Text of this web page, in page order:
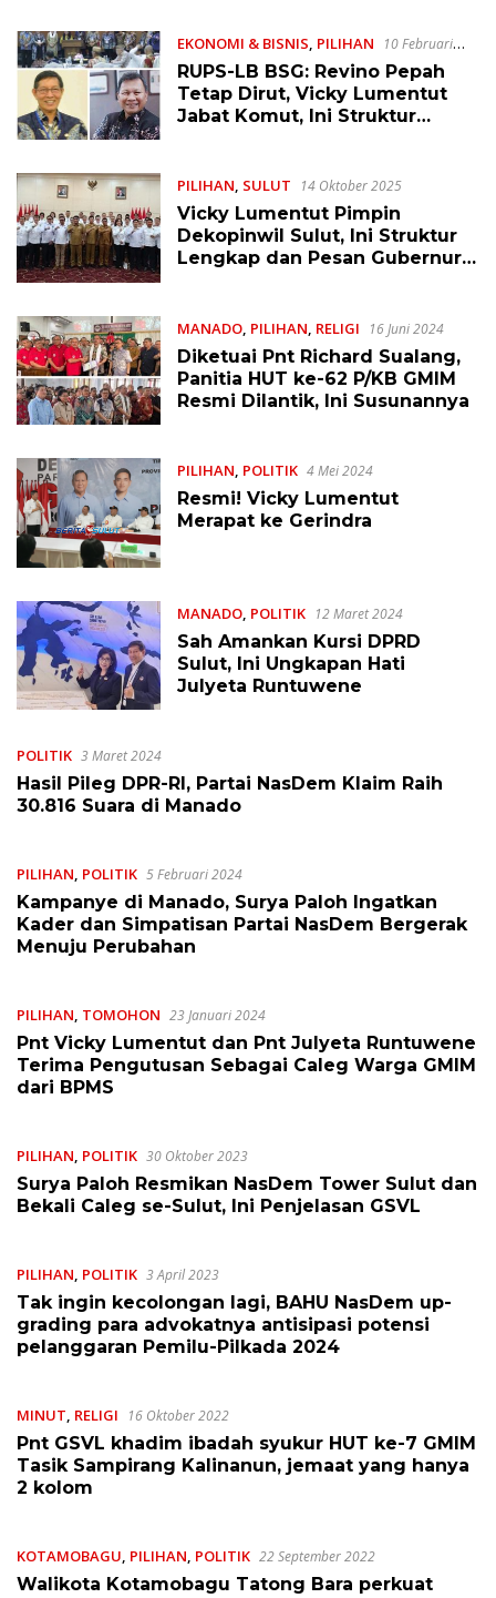
EKONOMI & BISNIS, PILIHAN
10 Februari
2026
RUPS-LB BSG: Revino Pepah
Tetap Dirut, Vicky Lumentut
Jabat Komut, Ini Struktur
PILIHAN, SULUT 14 Oktober 2025
Vicky Lumentut Pimpin
Dekopinwil Sulut, Ini Struktur
Lengkap dan Pesan Gubernur
MANADO, PILIHAN, RELIGI 16 Juni 2024
Diketuai Pnt Richard Sualang,
Panitia HUT ke-62 P/KB GMIM
Resmi Dilantik, Ini Susunannya
PILIHAN, POLITIK 4 Mei 2024
Resmi! Vicky Lumentut
Merapat ke Gerindra
MANADO, POLITIK 12 Maret 2024
Sah Amankan Kursi DPRD
Sulut, Ini Ungkapan Hati
Julyeta Runtuwene
POLITIK 3 Maret 2024
Hasil Pileg DPR-RI, Partai NasDem Klaim Raih
30.816 Suara di Manado
PILIHAN, POLITIK 5 Februari 2024
Kampanye di Manado, Surya Paloh Ingatkan
Kader dan Simpatisan Partai NasDem Bergerak
Menuju Perubahan
PILIHAN, TOMOHON 23 Januari 2024
Pnt Vicky Lumentut dan Pnt Julyeta Runtuwene
Terima Pengutusan Sebagai Caleg Warga GMIM
dari BPMS
PILIHAN, POLITIK 30 Oktober 2023
Surya Paloh Resmikan NasDem Tower Sulut dan
Bekali Caleg se-Sulut, Ini Penjelasan GSVL
PILIHAN, POLITIK 3 April 2023
Tak ingin kecolongan lagi, BAHU NasDem up-
grading para advokatnya antisipasi potensi
pelanggaran Pemilu-Pilkada 2024
MINUT, RELIGI 16 Oktober 2022
Pnt GSVL khadim ibadah syukur HUT ke-7 GMIM
Tasik Sampirang Kalinanun, jemaat yang hanya
2 kolom
KOTAMOBAGU, PILIHAN, POLITIK 22 September 2022
Walikota Kotamobagu Tatong Bara perkuat